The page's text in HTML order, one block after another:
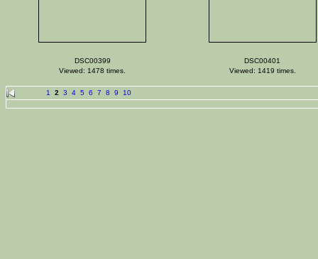
DSC00399
Viewed: 1478 times.
DSC00401
Viewed: 1419 times.
1 2 3 4 5 6 7 8 9 10